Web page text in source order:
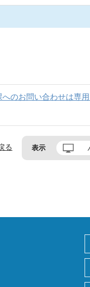
のお問い合わせは専
る 表示